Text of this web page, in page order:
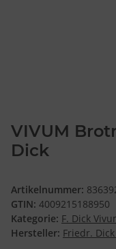
VIVUM
Dick
Artikelnummer:
GTIN: 4009215188950
Kategorie: F. Dick
Hersteller: Friedr.